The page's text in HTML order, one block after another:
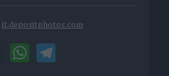
it.depositphotos.com